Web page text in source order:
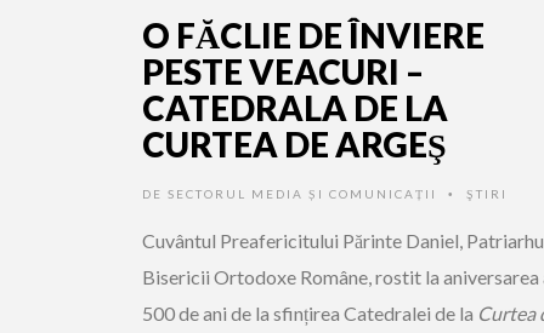
O FĂCLIE DE ÎNVIERE
PESTE VEACURI –
CATEDRALA DE LA
CURTEA DE ARGEŞ
DE SECTORUL MEDIA ȘI COMUNICAȚII • ŞTIRI
Cuvântul Preafericitului Părinte Daniel,
Bisericii Ortodoxe Române, rostit la aniversarea
500 de ani de la sfințirea Catedralei de la Curtea